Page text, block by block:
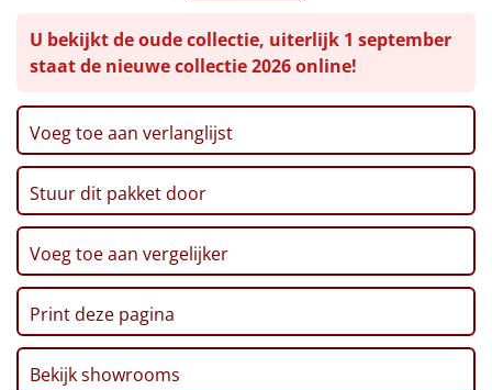
Goedkope
Uniek
Alle thema's
Artikel
Hitster NIEUW
Pizzarette
Tas
Sweet chili corn Chips, 75 gr
Borrelnoten, 125 gr
Popcorn, BIO, 50 gr
Mix voor bananenbrood, 450 gr
Kerst/Nieuwjaars kaart met puzzel
Verpakt in een feestelijke kerstdoos, 39 x 29 x 17,5
cm
U bekijkt de oude collectie, uiterlijk 1 september
staat de nieuwe collectie 2026 online!
Voeg toe aan verlanglijst
Stuur dit pakket door
Voeg toe aan vergelijker
Print deze pagina
Bekijk showrooms